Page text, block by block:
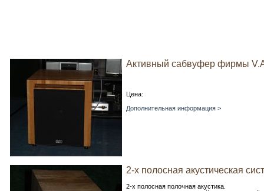
Активный сабвуфер фирмы
Цена:
Дополнительная информация >
2-х полосная акустическая
2-х полосная полочная акустика.